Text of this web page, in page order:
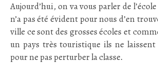
Aujourd’hui, on va vous parler de
n’a pas été évident pour nous d’en
ville ce sont des grosses écoles et
un pays très touristique ils ne
pour ne pas perturber la classe.